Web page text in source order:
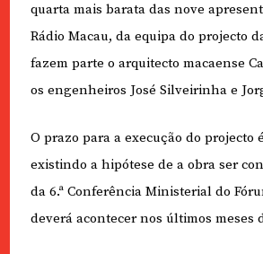
quarta mais barata das nove
Rádio Macau, da equipa do projecto
fazem parte o arquitecto macaense
os engenheiros José Silveirinha e
O prazo para a execução do projecto
existindo a hipótese de a obra ser
da 6.ª Conferência Ministerial do
deverá acontecer nos últimos meses